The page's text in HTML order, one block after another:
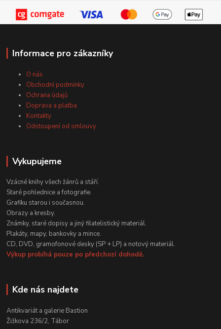
Informace pro zákazníky
O nás
Obchodní podmínky
Ochrana údajů
Doprava a platba
Kontakty
Odstoupení od smlouvy
Vykupujeme
Vzácné knihy všech žánrů a stáří.
Staré pohlednice a fotografie.
Grafiku starou i současnou.
Obrazy a kresby.
Známky, staré dopisy a jiný filatelistický materiál.
Plakáty, mapy, bankovky a mince.
CD, DVD, gramofonové desky (SP + LP) a notový materiál.
Výkup probíhá pouze po předchozí dohodě.
Kde nás najdete
Antikvariát a galerie Bastion
Žižkova 236/2, Tábor